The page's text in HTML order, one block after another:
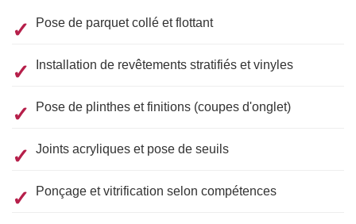
Pose de parquet collé et flottant
Installation de revêtements stratifiés et vinyles
Pose de plinthes et finitions (coupes d'onglet)
Joints acryliques et pose de seuils
Ponçage et vitrification selon compétences